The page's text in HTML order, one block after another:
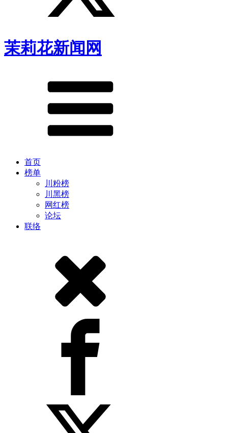
茉莉花新闻网
首页
榜单
川粉榜
川黑榜
网红榜
论坛
联络